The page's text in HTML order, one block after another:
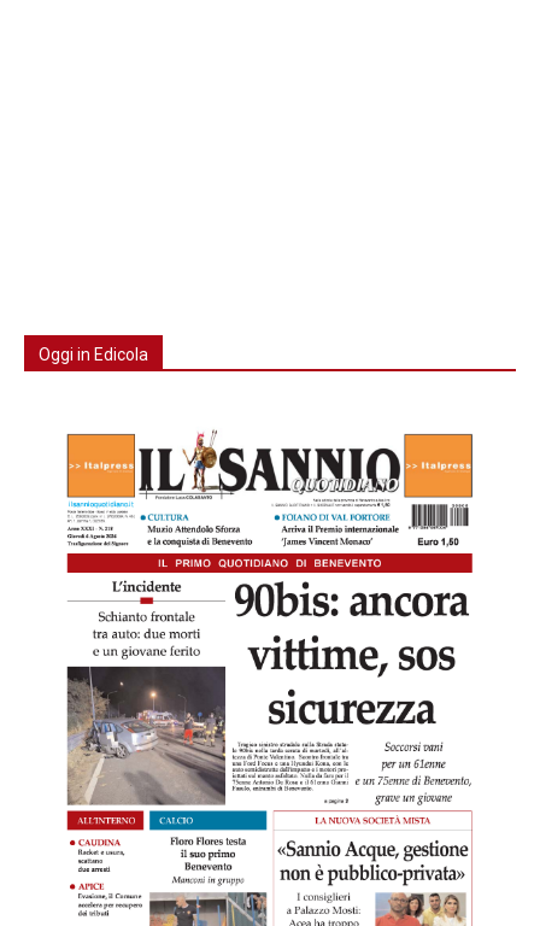
Oggi in Edicola